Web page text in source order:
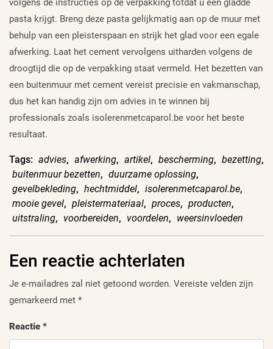
volgens de instructies op de verpakking totdat u een gladde
pasta krijgt. Breng deze pasta gelijkmatig aan op de muur met
behulp van een pleisterspaan en strijk het glad voor een egale
afwerking. Laat het cement vervolgens uitharden volgens de
droogtijd die op de verpakking staat vermeld. Het bezetten van
een buitenmuur met cement vereist precisie en vakmanschap,
dus het kan handig zijn om advies in te winnen bij
professionals zoals isolerenmetcaparol.be voor het beste
resultaat.
Tags: advies, afwerking, artikel, bescherming, bezetting,
buitenmuur bezetten, duurzame oplossing,
gevelbekleding, hechtmiddel, isolerenmetcaparol.be,
mooie gevel, pleistermateriaal, proces, producten,
uitstraling, voorbereiden, voordelen, weersinvloeden
Een reactie achterlaten
Je e-mailadres zal niet getoond worden. Vereiste velden zijn
gemarkeerd met *
Reactie *